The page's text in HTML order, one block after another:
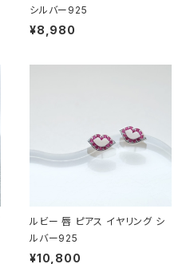
シルバー925
¥8,980
ルビー 唇 ピアス イヤリング シ
ルバー925
¥10,800